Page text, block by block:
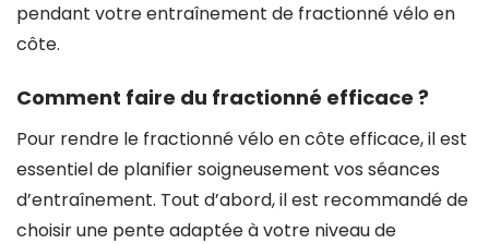
pendant votre entraînement de fractionné vélo en
côte.
Comment faire du fractionné efficace ?
Pour rendre le fractionné vélo en côte efficace, il est
essentiel de planifier soigneusement vos séances
d’entraînement. Tout d’abord, il est recommandé de
choisir une pente adaptée à votre niveau de